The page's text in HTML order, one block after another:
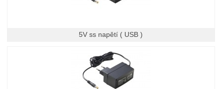
5V ss napětí ( USB )